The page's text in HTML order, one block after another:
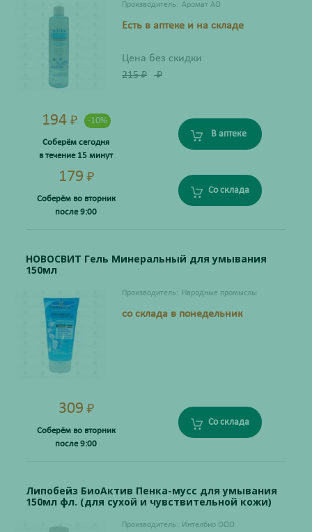
Производитель: Аромат АО
Есть в аптеке и на складе
Цена без скидки
215₽ ₽
194 ₽ -10%
Соберём сегодня
в течение 15 минут
В аптеке
179 ₽
Соберём во вторник
после 9:00
Со склада
НОВОСВИТ Гель Минеральный для умывания
150мл
Производитель: Народные промыслы
со склада в понедельник
309 ₽
Соберём во вторник
после 9:00
Со склада
Липобейз БиоАктив Пенка-мусс для умывания
150мл фл. (для сухой и чувствительной кожи)
Производитель: Интелбио ООО